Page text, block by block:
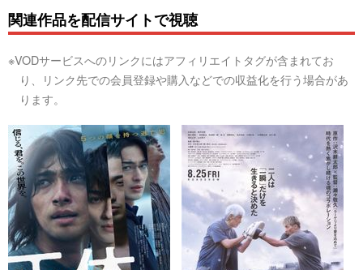
関連作品を配信サイトで視聴
※VODサービスへのリンクにはアフィリエイトタグが含まれてお
り、リンク先での会員登録や購入などでの収益化を行う場合があ
ります。